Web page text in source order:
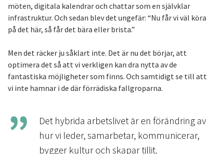
möten, digitala kalendrar och chattar som en självklar
infrastruktur. Och sedan blev det ungefär: “Nu får vi väl köra
på det här, så får det bära eller brista.”
Men det räcker ju såklart inte. Det är nu det börjar, att
optimera det så att vi verkligen kan dra nytta av de
fantastiska möjligheter som finns. Och samtidigt se till att
vi inte hamnar i de där förrädiska fallgroparna.
Det hybrida arbetslivet är en förändring av
hur vi leder, samarbetar, kommunicerar,
bygger kultur och skapar tillit.